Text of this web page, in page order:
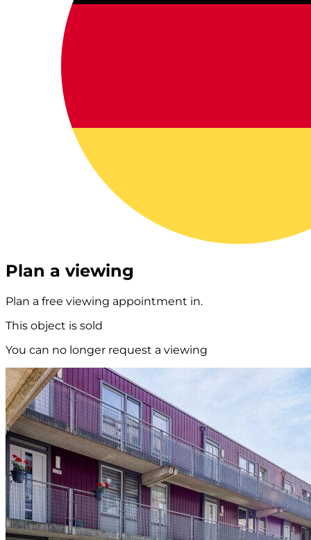
Plan a viewing
Plan a free viewing appointment in.
This object is sold
You can no longer request a viewing